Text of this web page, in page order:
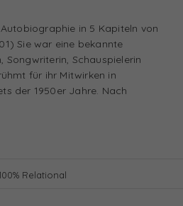
in 5 Kapiteln von
Sie war eine bekannte
Songwriterin, Schauspielerin
für ihr Mitwirken in
der 1950er Jahre. Nach
Relational